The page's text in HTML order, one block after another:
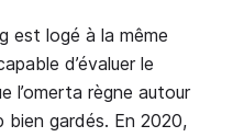
est logé à la même
d’évaluer le
l’omerta règne autour
gardés. En 2020,